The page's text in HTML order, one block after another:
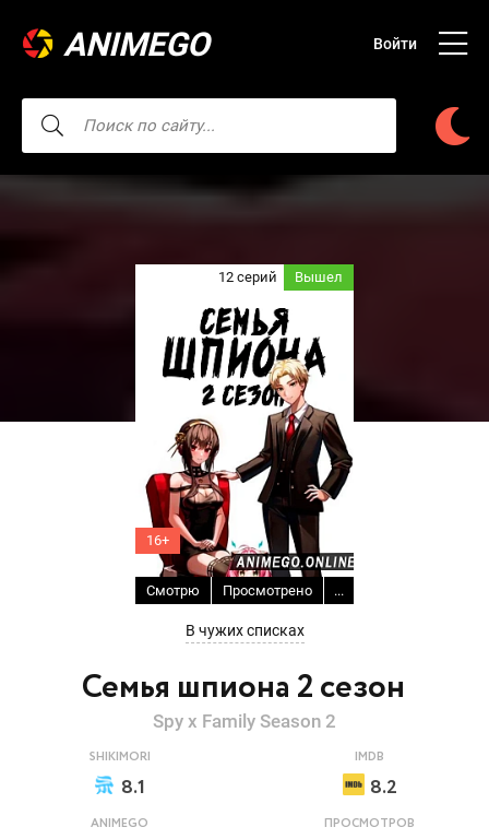
ANIMEGO Войти
Семья шпиона 2 сезон
12 серий Вышел
16+
Смотрю Просмотрено ...
В чужих списках
Spy x Family Season 2
SHIKIMORI
8.1
IMDB
8.2
ANIMEGO ПРОСМОТРОВ